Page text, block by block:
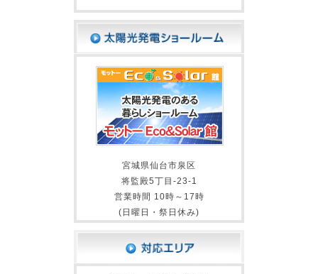
宮城県仙台市泉区
将監殿5丁目-23-1
営業時間 10時～17時
(日曜日・祭日休み)